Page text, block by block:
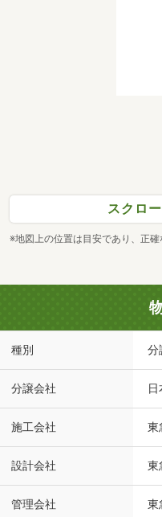
スクロ
※地図上の位置は目安であり、正
種別 分
分譲会社
施工会社 東
設計会社 東
管理会社 東